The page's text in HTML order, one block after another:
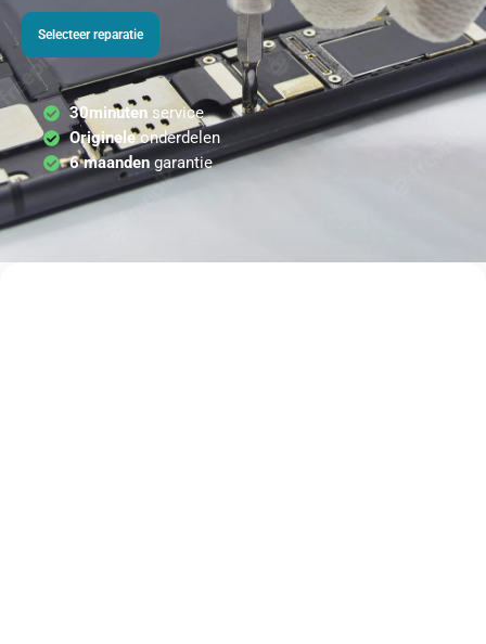
Selecteer reparatie
30minutenservice
Origineleonderdelen
6 maandengarantie